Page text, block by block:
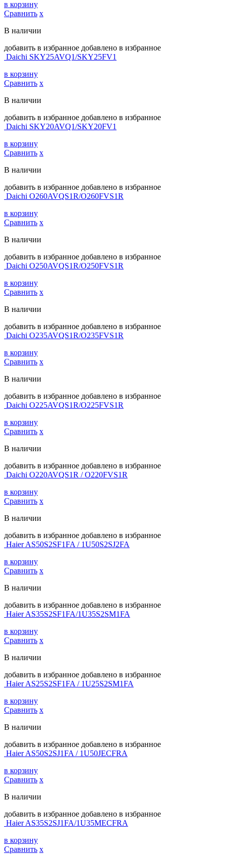
в корзину
Сравнить х
В наличии
добавить в избранное добавлено в избранное
Daichi SKY25AVQ1/SKY25FV1
в корзину
Сравнить х
В наличии
добавить в избранное добавлено в избранное
Daichi SKY20AVQ1/SKY20FV1
в корзину
Сравнить х
В наличии
добавить в избранное добавлено в избранное
Daichi O260AVQS1R/O260FVS1R
в корзину
Сравнить х
В наличии
добавить в избранное добавлено в избранное
Daichi O250AVQS1R/O250FVS1R
в корзину
Сравнить х
В наличии
добавить в избранное добавлено в избранное
Daichi O235AVQS1R/O235FVS1R
в корзину
Сравнить х
В наличии
добавить в избранное добавлено в избранное
Daichi O225AVQS1R/O225FVS1R
в корзину
Сравнить х
В наличии
добавить в избранное добавлено в избранное
Daichi O220AVQS1R / O220FVS1R
в корзину
Сравнить х
В наличии
добавить в избранное добавлено в избранное
Haier AS50S2SF1FA / 1U50S2SJ2FA
в корзину
Сравнить х
В наличии
добавить в избранное добавлено в избранное
Haier AS35S2SF1FA/1U35S2SM1FA
в корзину
Сравнить х
В наличии
добавить в избранное добавлено в избранное
Haier AS25S2SF1FA / 1U25S2SM1FA
в корзину
Сравнить х
В наличии
добавить в избранное добавлено в избранное
Haier AS50S2SJ1FA / 1U50JECFRA
в корзину
Сравнить х
В наличии
добавить в избранное добавлено в избранное
Haier AS35S2SJ1FA/1U35MECFRA
в корзину
Сравнить х